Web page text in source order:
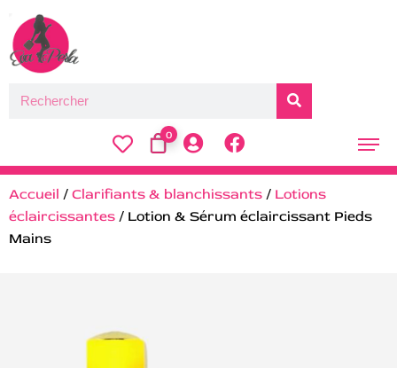
0
Accueil / Clarifiants & blanchissants / Lotions
éclaircissantes / Lotion & Sérum éclaircissant Pieds
Mains